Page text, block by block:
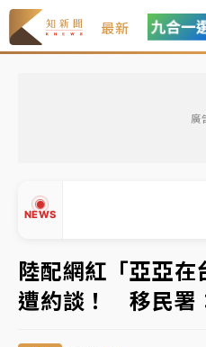
最新
廣
NEWS
中信慈善基金會想增加董事
駁 理由曝光
故宮《龍藏經》特展第2檔
周六起展出延長至晚上7時
台東農業處長涉圖利渡假
陸配網紅「亞亞
遭約談！ 移民署